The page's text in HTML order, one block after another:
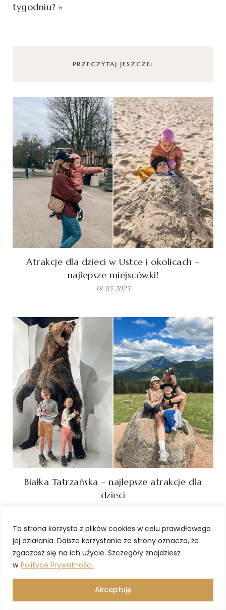
Ta strona korzysta z plików cookies w celu prawidłowego
jej działania. Dalsze korzystanie ze strony oznacza, że
zgadzasz się na ich użycie. Szczegóły znajdziesz
w Polityce Prywatności.
Akceptuję
tygodniu? »
PRZECZYTAJ JESZCZE:
Atrakcje dla dzieci w Ustce i okolicach –
najlepsze miejscówki!
19.05.2023
Białka Tatrzańska – najlepsze atrakcje dla
dzieci